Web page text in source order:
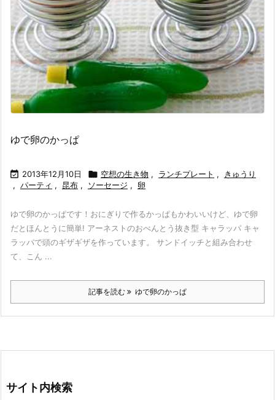
ゆで卵のかっぱ
 2013年12月10日  空想の生き物 , ランチプレート ,
きゅうり
, パーティ , 昆布 , ソーセージ , 卵
ゆで卵のかっぱです！おにぎりで作るかっぱもかわいいけど、ゆで卵
だとほんとうに簡単! アーネストのおべんとう抜き型 キャラッパ キャ
ラッパで頭のギザギザを作っています。 サンドイッチと組み合わせ
て、こん ...
記事を読む ゆで卵のかっぱ
サイト内検索